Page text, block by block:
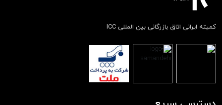
کمیته ایرانی اتاق بازرگانی بین المللی ICC